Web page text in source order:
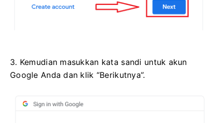
3. Kemudian masukkan kata sandi untuk akun
Google Anda dan klik “Berikutnya”.